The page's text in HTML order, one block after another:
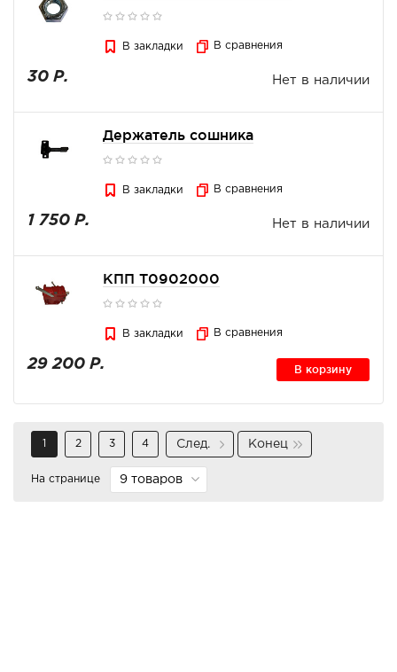
В закладки В сравнения
30 Р. Нет в наличии
Держатель сошника
В закладки В сравнения
1 750 Р. Нет в наличии
КПП Т0902000
В закладки В сравнения
29 200 Р. В корзину
1 2 3 4 След. Конец
На странице 9 товаров